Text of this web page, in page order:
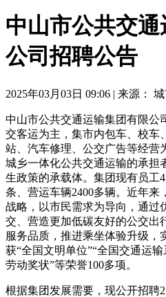
中山市公共交
公司招聘公告
2025年03月03日 09:06 | 来源：
中山市公共交通运输集团有限公
交客运为主，集市内包车、校车
站、汽车修理、公交广告等经营
城乡一体化公共交通运输的承担
生政策的承载体。集团现有员工
条、营运车辆2400多辆。近年来
战略，以市民需求为导向，通过
交、营造更加低碳友好的公交出
服务品质，推进乘坐体验升级，
获“全国文明单位”“全国交通运
劳动奖状”等荣誉100多项。
根据集团发展需要，现公开招聘